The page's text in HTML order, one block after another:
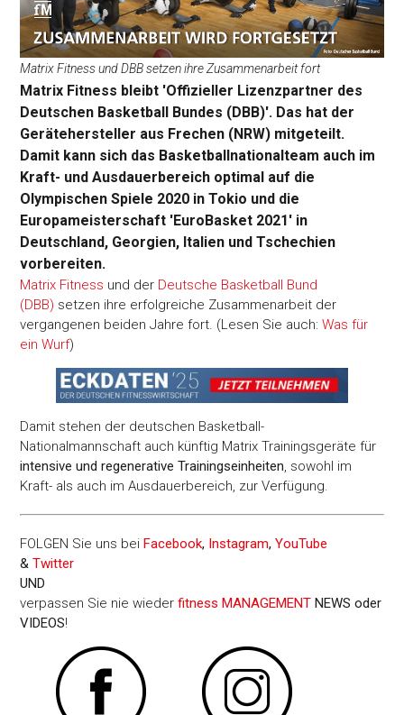
Matrix Fitness und DBB setzen ihre Zusammenarbeit fort
Matrix Fitness bleibt 'Offizieller Lizenzpartner des
Deutschen Basketball Bundes (DBB)'. Das hat der
Gerätehersteller aus Frechen (NRW) mitgeteilt.
Damit kann sich das Basketballnationalteam auch im
Kraft- und Ausdauerbereich optimal auf die
Olympischen Spiele 2020 in Tokio und die
Europameisterschaft 'EuroBasket 2021' in
Deutschland, Georgien, Italien und Tschechien
vorbereiten.
Matrix Fitness und der Deutsche Basketball Bund
(DBB) setzen ihre erfolgreiche Zusammenarbeit der
vergangenen beiden Jahre fort. (Lesen Sie auch:Was für
ein Wurf)
Damit stehen der deutschen Basketball-
Nationalmannschaft auch künftig Matrix Trainingsgeräte für
intensive und regenerative Trainingseinheiten, sowohl im
Kraft- als auch im Ausdauerbereich, zur Verfügung.
FOLGEN Sie uns beiFacebook, Instagram,YouTube
& Twitter
UND
verpassen Sie nie wiederfitness MANAGEMENT NEWS oder
VIDEOS!